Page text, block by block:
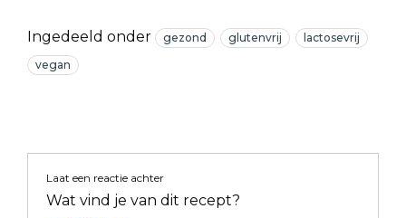
Ingedeeld onder gezond glutenvrij
lactosevrij
vegan
Laat een reactie achter
Wat vind je van dit recept?